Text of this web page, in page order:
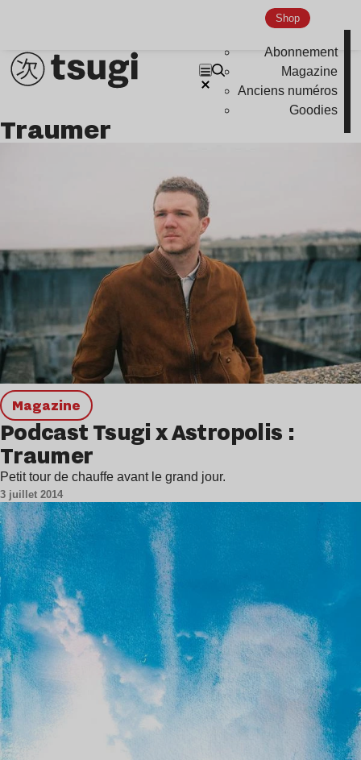
Shop
Abonnement
Magazine
Anciens numéros
Goodies
Traumer
magazine
Podcast Tsugi x Astropolis :
Traumer
Petit tour de chauffe avant le grand jour.
3 juillet 2014